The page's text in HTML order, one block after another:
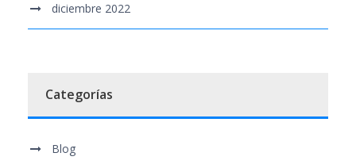
diciembre 2022
Categorías
Blog